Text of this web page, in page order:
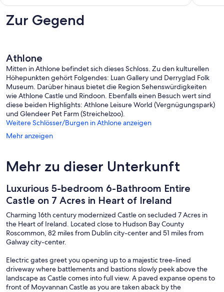
sq
ft
Kiltoom
Zur Gegend
Athlone
Mitten in Athlone befindet sich dieses Schloss. Zu den kulturellen
Höhepunkten gehört Folgendes: Luan Gallery und Derryglad Folk
Museum. Darüber hinaus bietet die Region Sehenswürdigkeiten
wie Athlone Castle und Rindoon. Ebenfalls einen Besuch wert sind
diese beiden Highlights: Athlone Leisure World (Vergnügungspark)
und Glendeer Pet Farm (Streichelzoo).
Weitere Schlösser/Burgen in Athlone anzeigen
Mehr anzeigen
Mehr zu dieser Unterkunft
Luxurious 5-bedroom 6-Bathroom Entire
Castle on 7 Acres in Heart of Ireland
Charming 16th century modernized Castle on secluded 7 Acres in
the Heart of Ireland. Located close to Hudson Bay County
Roscommon, 82 miles from Dublin city-center and 51 miles from
Galway city-center.
Electric gates greet you opening up to a majestic tree-lined
driveway where battlements and bastions slowly peek above the
landscape as Castle comes into full view. A paved expanse opens to
front of Moyvannan Castle as you are taken aback by the